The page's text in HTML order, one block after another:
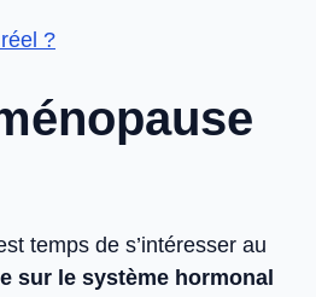
?
temps de s’intéresser au
sur le système hormonal